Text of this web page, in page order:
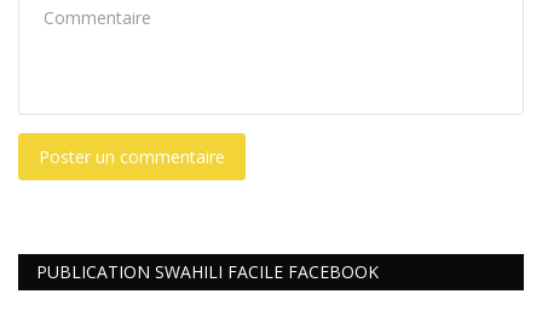
Poster un commentaire
PUBLICATION SWAHILI FACILE FACEBOOK